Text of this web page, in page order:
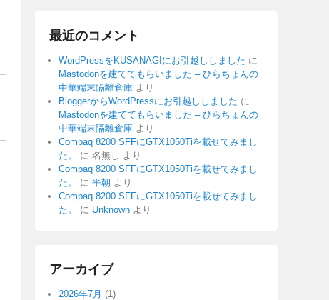
最近のコメント
WordPressをKUSANAGIにお引越ししました に
Mastodonを建ててもらいました – ひらちょんの
中華端末隔離倉庫 より
BloggerからWordPressにお引越ししました に
Mastodonを建ててもらいました – ひらちょんの
中華端末隔離倉庫 より
Compaq 8200 SFFにGTX1050Tiを載せてみまし
た。
に 名無し より
Compaq 8200 SFFにGTX1050Tiを載せてみまし
た。
に 平朝 より
Compaq 8200 SFFにGTX1050Tiを載せてみまし
た。
に Unknown より
アーカイブ
2026年7月 (1)